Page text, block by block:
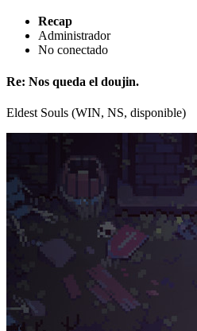
Recap
Administrador
No conectado
Re: Nos queda el doujin.
Eldest Souls (WIN, NS, disponible)